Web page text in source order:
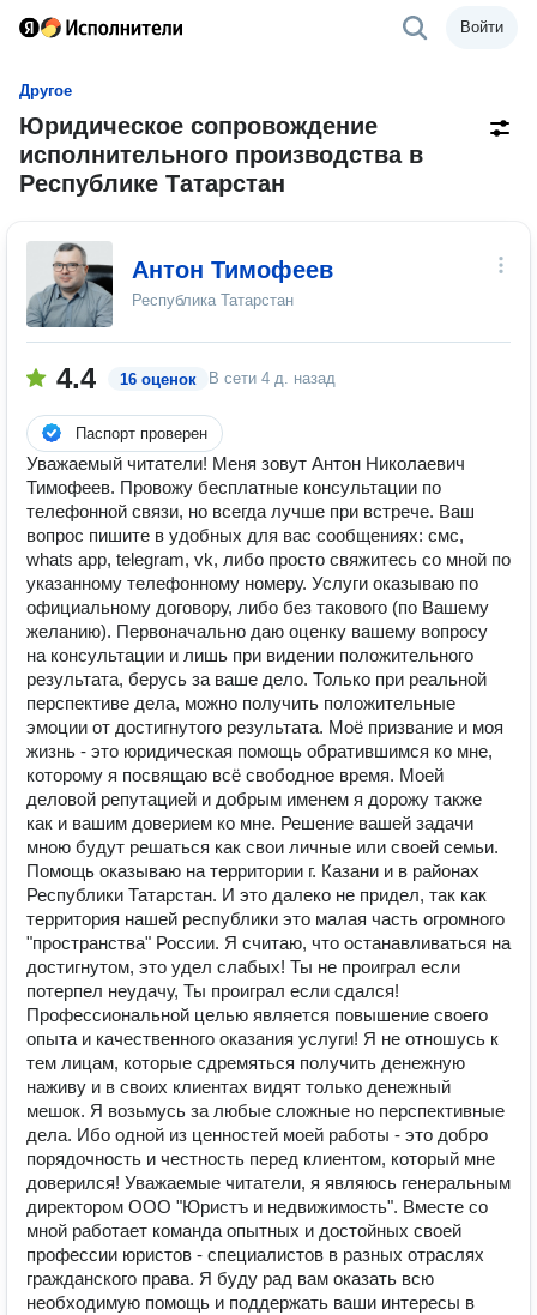
Войти
Другое
Юридическое сопровождение
исполнительного производства в
Республике Татарстан
Антон Тимофеев
Республика Татарстан
4.4 16 оценок В сети 4 д. назад
Паспорт проверен
Уважаемый читатели! Меня зовут Антон Николаевич
Тимофеев. Провожу бесплатные консультации по
телефонной связи, но всегда лучше при встрече. Ваш
вопрос пишите в удобных для вас сообщениях: смс,
whats app, telegram, vk, либо просто свяжитесь со мной по
указанному телефонному номеру. Услуги оказываю по
официальному договору, либо без такового (по Вашему
желанию). Первоначально даю оценку вашему вопросу
на консультации и лишь при видении положительного
результата, берусь за ваше дело. Только при реальной
перспективе дела, можно получить положительные
эмоции от достигнутого результата. Моё призвание и моя
жизнь - это юридическая помощь обратившимся ко мне,
которому я посвящаю всё свободное время. Моей
деловой репутацией и добрым именем я дорожу также
как и вашим доверием ко мне. Решение вашей задачи
мною будут решаться как свои личные или своей семьи.
Помощь оказываю на территории г. Казани и в районах
Республики Татарстан. И это далеко не придел, так как
территория нашей республики это малая часть огромного
"пространства" России. Я считаю, что останавливаться на
достигнутом, это удел слабых! Ты не проиграл если
потерпел неудачу, Ты проиграл если сдался!
Профессиональной целью является повышение своего
опыта и качественного оказания услуги! Я не отношусь к
тем лицам, которые сдремяться получить денежную
наживу и в своих клиентах видят только денежный
мешок. Я возьмусь за любые сложные но перспективные
дела. Ибо одной из ценностей моей работы - это добро
порядочность и честность перед клиентом, который мне
доверился! Уважаемые читатели, я являюсь генеральным
директором ООО "Юристъ и недвижимость". Вместе со
мной работает команда опытных и достойных своей
профессии юристов - специалистов в разных отраслях
гражданского права. Я буду рад вам оказать всю
необходимую помощь и поддержать ваши интересы в